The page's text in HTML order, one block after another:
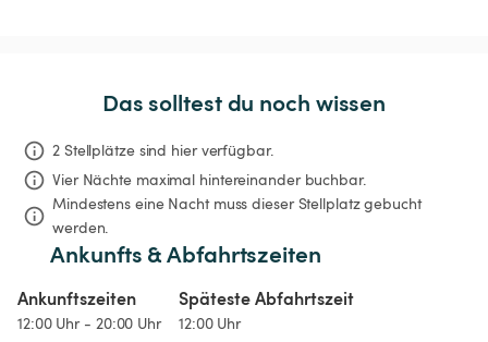
Das solltest du noch wissen
2 Stellplätze sind hier verfügbar.
Vier Nächte maximal hintereinander buchbar.
Mindestens eine Nacht muss dieser Stellplatz gebucht
werden.
Ankunfts & Abfahrtszeiten
Ankunftszeiten
12:00 Uhr - 20:00 Uhr
Späteste Abfahrtszeit
12:00 Uhr